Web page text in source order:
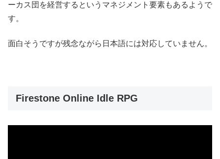
ーカス団を経営するというマネジメント要素もあるようで
す。
面白そうですが残念ながら日本語には対応していません。
Firestone Online Idle RPG